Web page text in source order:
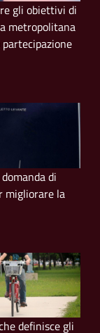
gli obiettivi di
metropolitana
di
migliorare la
definisce gli